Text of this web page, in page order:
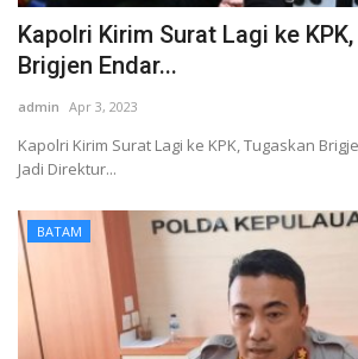
Kapolri Kirim Surat Lagi ke
Brigjen Endar...
admin Apr 3, 2023
Kapolri Kirim Surat Lagi ke KPK, Tugaskan
Jadi Direktur...
BATAM